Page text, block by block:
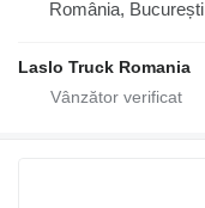
România, București
Laslo Truck Romania